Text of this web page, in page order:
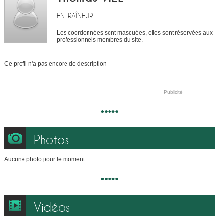
ENTRAÎNEUR
Les coordonnées sont masquées, elles sont réservées aux
professionnels membres du site.
Ce profil n'a pas encore de description
Publicité
Photos
Aucune photo pour le moment.
Vidéos